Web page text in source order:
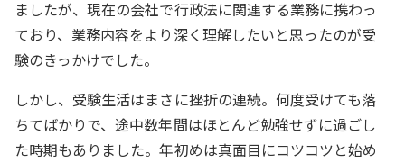
ましたが、現在の会社で行政法に関連する業務に携わっ
ており、業務内容をより深く理解したいと思ったのが受
験のきっかけでした。
しかし、受験生活はまさに挫折の連続。何度受けても落
ちてばかりで、途中数年間はほとんど勉強せずに過ごし
た時期もありました。年初めは真面目にコツコツと始め